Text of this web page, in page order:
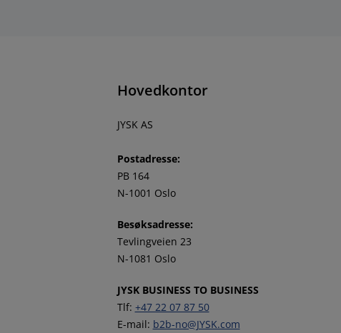
Hovedkontor
JYSK AS
Postadresse:
PB 164
N-1001 Oslo
Besøksadresse:
Tevlingveien 23
N-1081 Oslo
JYSK BUSINESS TO BUSINESS
Tlf: +47 22 07 87 50
E-mail: b2b-no@JYSK.com